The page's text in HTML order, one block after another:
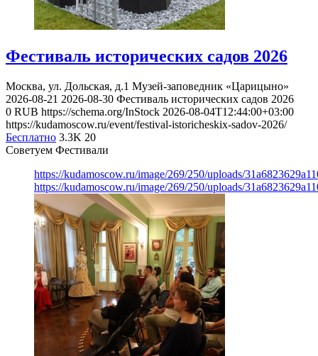
Фестиваль исторических садов 2026
Москва, ул. Дольская, д.1 Музей-заповедник «Царицыно»
2026-08-21 2026-08-30 Фестиваль исторических садов 2026
0 RUB https://schema.org/InStock 2026-08-04T12:44:00+03:00
https://kudamoscow.ru/event/festival-istoricheskix-sadov-2026/
Бесплатно 3.3K 20
Советуем Фестивали
https://kudamoscow.ru/image/269/250/uploads/
https://kudamoscow.ru/image/269/250/uploads/